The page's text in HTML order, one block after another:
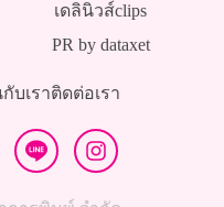
เดลินิวส์clips
PR by dataxet
บเราติดต่อเรา